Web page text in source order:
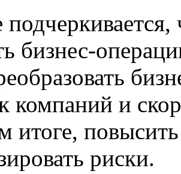
бизнес-
компаний и
итоге,
риски.